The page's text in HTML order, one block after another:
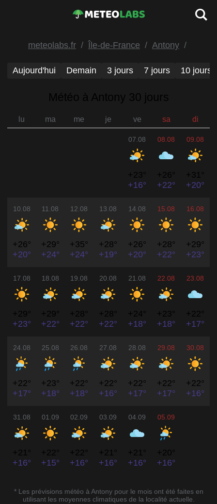
meteolabs.fr Île-de-France Antony
Aujourd'hui Demain 3 jours 7 jours 10 jours
Météo à Antony 30 jours
lu ma me je ve sa di
07.08
+23°
+16°
08.08
+26°
+22°
09.08
+31°
+20°
10.08
+26°
+20°
11.08
+29°
+24°
12.08
+35°
+24°
13.08
+28°
+19°
14.08
+26°
+20°
15.08
+28°
+22°
16.08
+29°
+23°
17.08
+29°
+23°
18.08
+29°
+22°
19.08
+28°
+22°
20.08
+28°
+22°
21.08
+24°
+18°
22.08
+23°
+18°
23.08
+22°
+17°
24.08
+22°
+17°
25.08
+23°
+18°
26.08
+22°
+18°
27.08
+22°
+16°
28.08
+22°
+17°
29.08
+22°
+17°
30.08
+22°
+16°
31.08
+21°
+16°
01.09
+22°
+15°
02.09
+22°
+16°
03.09
+21°
+16°
04.09
+21°
+16°
05.09
+20°
+16°
* Les prévisions météo à Antony pour le mois ont été faites en
utilisant les moyennes climatiques de la localité actuelle.